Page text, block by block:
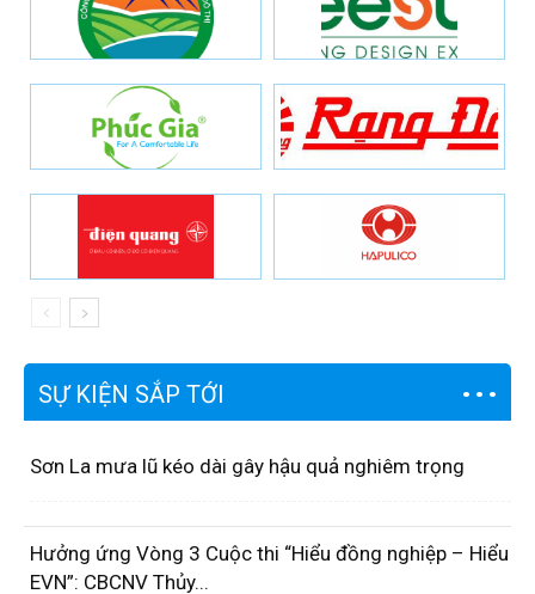
SỰ KIỆN SẮP TỚI
Sơn La mưa lũ kéo dài gây hậu quả nghiêm trọng
Hưởng ứng Vòng 3 Cuộc thi “Hiểu đồng nghiệp – Hiểu
EVN”: CBCNV Thủy...